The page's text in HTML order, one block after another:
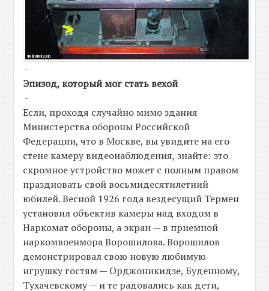
-
Эпизод, который мог стать вехой
-
Если, проходя случайно мимо здания
Министерства обороны Российской
Федерации, что в Москве, вы увидите на его
стене камеру видеонаблюдения, знайте: это
скромное устройство может с полным правом
праздновать свой восьмидесятилетний
юбилей. Весной 1926 года вездесущий Термен
установил объектив камеры над входом в
Наркомат обороны, а экран — в приемной
наркомвоенмора Ворошилова. Ворошилов
демонстрировал свою новую любимую
игрушку гостям — Орджоникидзе, Буденному,
Тухачевскому — и те радовались как дети,